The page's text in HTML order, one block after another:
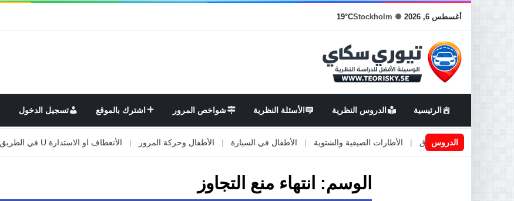
أغسطس 6, 2026 Stockholm
19°C
الرئيسية الدروس النظرية الأسئلة النظرية شواخص المرور اشترك بالموقع تسجيل الدخول
الدروس
اعمال او صيانة الطرق الأطارات الصيفية والشتوية | الأطفال في السيارة | الأطفال وحركة المرور | الأنعطاف او الاستدارة U في الطريق |
الوسم: انتهاء منع التجاوز